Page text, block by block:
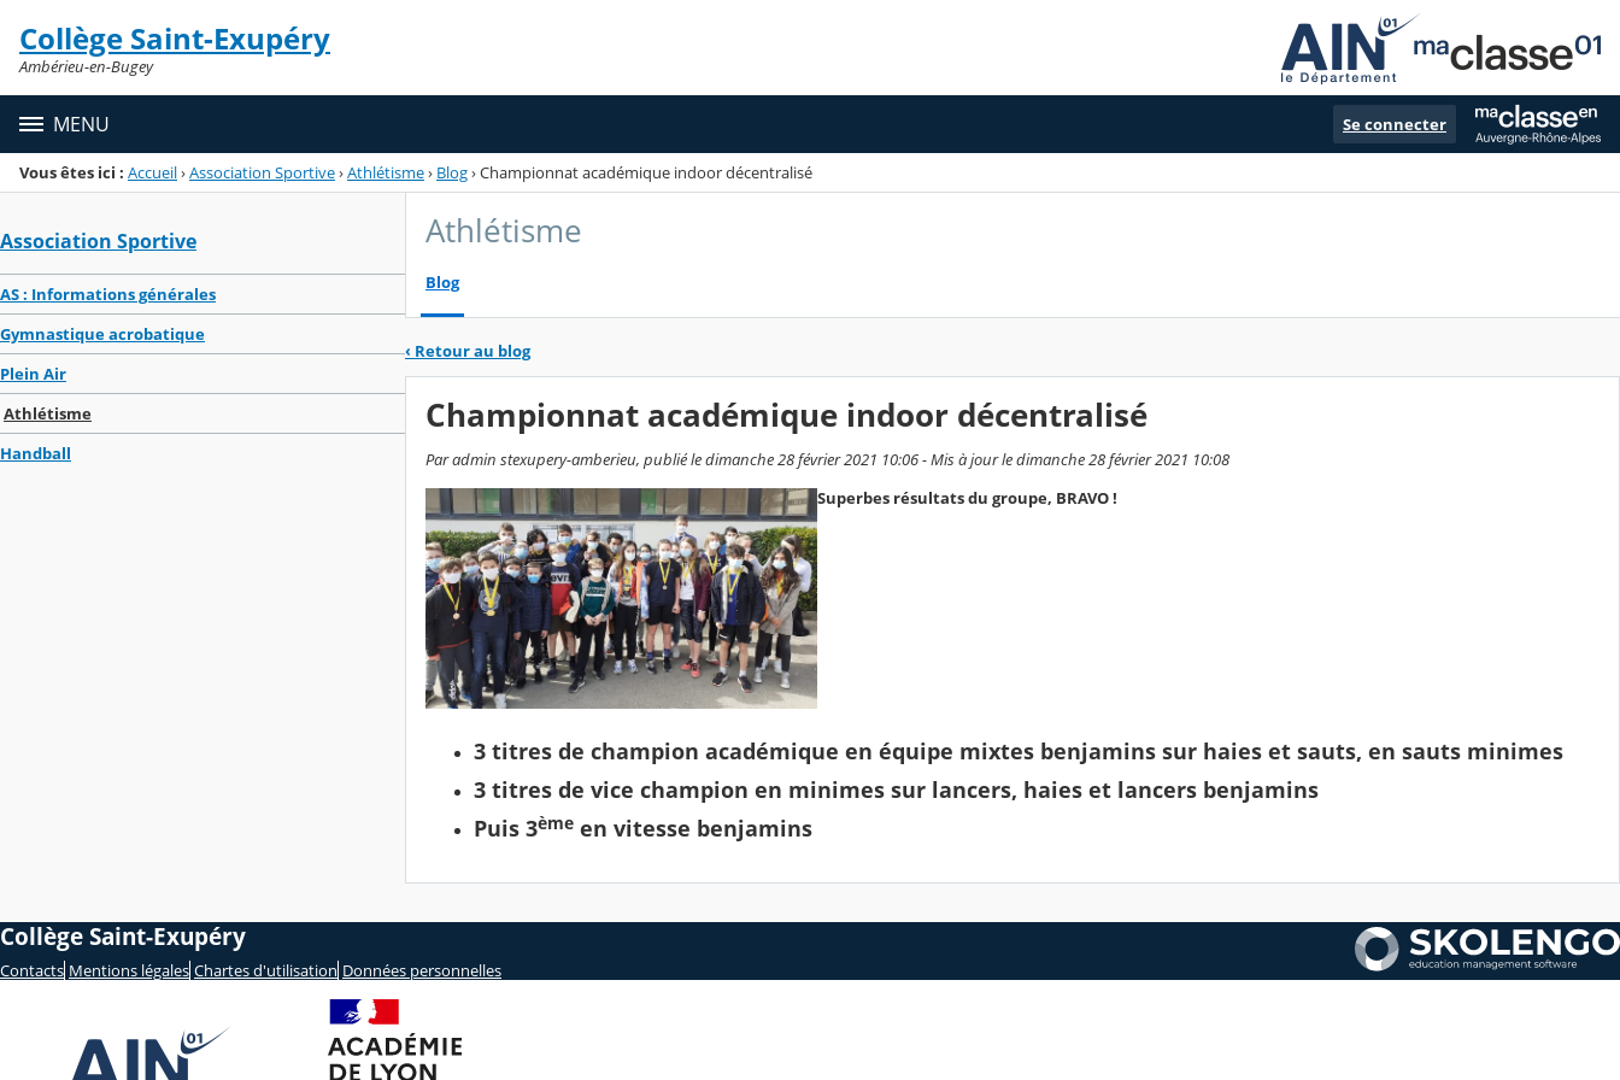
Menu de la rubrique
Contenu
Collège Saint-Exupéry
Ambérieu-en-Bugey
MENU Se connecter
Vous êtes ici : Accueil›Association Sportive›Athlétisme› Blog›Championnat académique indoor décentralisé
Association Sportive
AS : Informations générales
Gymnastique acrobatique
Plein Air
Athlétisme
Handball
Athlétisme
Blog
‹ Retour au blog
Championnat académique indoor décentralisé
Par admin stexupery-amberieu, publié le dimanche 28 février 2021 10:06 - Mis à jour le dimanche 28 février 2021 10:08
Superbes résultats du groupe, BRAVO !
3 titres de champion académique en équipe mixtes benjamins sur haies et sauts, en sauts minimes
3 titres de vice champion en minimes sur lancers, haies et lancers benjamins
Puis 3ème en vitesse benjamins
Collège Saint-Exupéry
Contacts Mentions légales Chartes d'utilisation Données personnelles